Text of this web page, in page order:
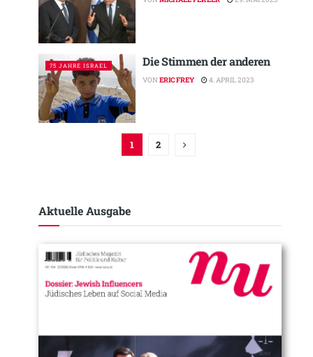
75 JAHRE ISRAEL Die Stimmen der anderen
VON ERIC FREY 4. APRIL 2023
1 2
Aktuelle Ausgabe​